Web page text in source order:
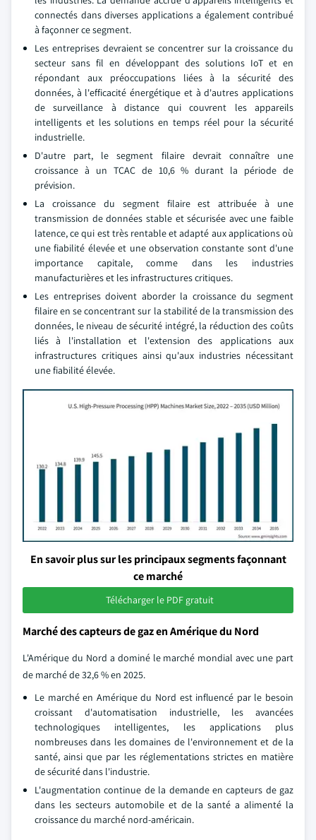
connectés dans diverses applications a également contribué
à façonner ce segment.
Les entreprises devraient se concentrer sur la croissance du
secteur sans fil en développant des solutions IoT et en
répondant aux préoccupations liées à la sécurité des
données, à l'efficacité énergétique et à d'autres applications
de surveillance à distance qui couvrent les appareils
intelligents et les solutions en temps réel pour la sécurité
industrielle.
D'autre part, le segment filaire devrait connaître une
croissance à un TCAC de 10,6 % durant la période de
prévision.
La croissance du segment filaire est attribuée à une
transmission de données stable et sécurisée avec une faible
latence, ce qui est très rentable et adapté aux applications où
une fiabilité élevée et une observation constante sont d'une
importance capitale, comme dans les industries
manufacturières et les infrastructures critiques.
Les entreprises doivent aborder la croissance du segment
filaire en se concentrant sur la stabilité de la transmission des
données, le niveau de sécurité intégré, la réduction des coûts
liés à l'installation et l'extension des applications aux
infrastructures critiques ainsi qu'aux industries nécessitant
une fiabilité élevée.
En savoir plus sur les principaux segments façonnant
ce marché
Télécharger le PDF gratuit
Marché des capteurs de gaz en Amérique du Nord
L'Amérique du Nord a dominé le marché mondial avec une part
de marché de 32,6 % en 2025.
Le marché en Amérique du Nord est influencé par le besoin
croissant d'automatisation industrielle, les avancées
technologiques intelligentes, les applications plus
nombreuses dans les domaines de l'environnement et de la
santé, ainsi que par les réglementations strictes en matière
de sécurité dans l'industrie.
L'augmentation continue de la demande en capteurs de gaz
dans les secteurs automobile et de la santé a alimenté la
croissance du marché nord-américain.